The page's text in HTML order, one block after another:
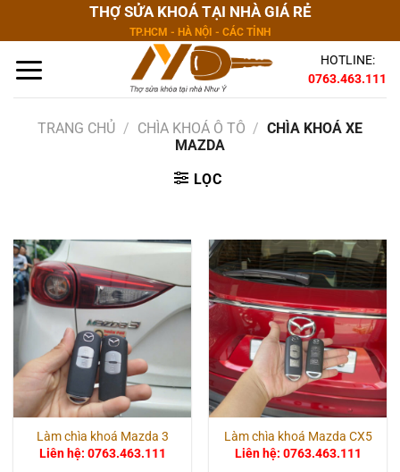
dung
THỢ SỬA KHOÁ TẠI NHÀ GIÁ RẺ
TP.HCM - HÀ NỘI - CÁC TỈNH
HOTLINE:
0763.463.111
TRANG CHỦ / CHÌA KHOÁ Ô TÔ / CHÌA KHOÁ XE
MAZDA
LỌC
Làm chìa khoá Mazda 3
Liên hệ: 0763.463.111
Làm chìa khoá Mazda CX5
Liên hệ: 0763.463.111